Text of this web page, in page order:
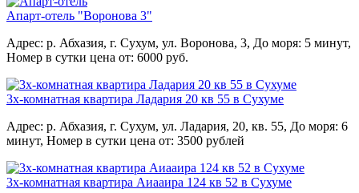
Апарт-отель "Воронова 3"
Адрес: р. Абхазия, г. Сухум, ул. Воронова, 3, До моря: 5 минут,
Номер в сутки цена от: 6000 руб.
3х-комнатная квартира Ладария 20 кв 55 в Сухуме
Адрес: р. Абхазия, г. Сухум, ул. Ладария, 20, кв. 55, До моря: 6
минут, Номер в сутки цена от: 3500 рублей
3х-комнатная квартира Аиааира 124 кв 52 в Сухуме